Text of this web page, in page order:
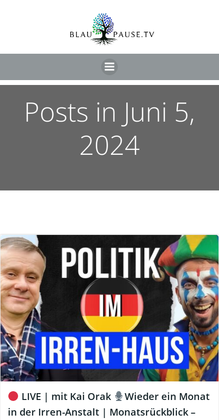
Posts in Juni 5,
2024
LIVE | mit Kai Orak
Wieder ein Monat
in der Irren-Anstalt | Monatsrückblick –